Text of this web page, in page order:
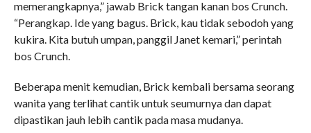
memerangkapnya,” jawab Brick tangan kanan bos Crunch.
“Perangkap. Ide yang bagus. Brick, kau tidak sebodoh yang
kukira. Kita butuh umpan, panggil Janet kemari,” perintah
bos Crunch.
Beberapa menit kemudian, Brick kembali bersama seorang
wanita yang terlihat cantik untuk seumurnya dan dapat
dipastikan jauh lebih cantik pada masa mudanya.